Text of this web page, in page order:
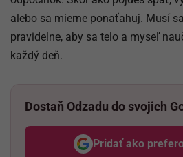
alebo sa mierne ponaťahuj. Musí
pravidelne, aby sa telo a myseľ
každý deň.
Dostaň Odzadu do svojich
Pridať ako